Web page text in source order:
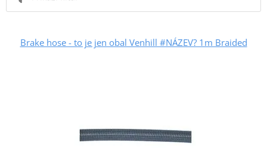
Brake hose - to je jen obal Venhill #NÁZEV? 1m Braided